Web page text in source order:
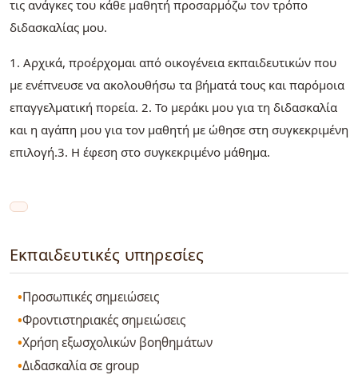
τις ανάγκες του κάθε μαθητή προσαρμόζω τον τρόπο
διδασκαλίας μου.
1. Αρχικά, προέρχομαι από οικογένεια εκπαιδευτικών που
με ενέπνευσε να ακολουθήσω τα βήματά τους και παρόμοια
επαγγελματική πορεία. 2. Το μεράκι μου για τη διδασκαλία
και η αγάπη μου για τον μαθητή με ώθησε στη συγκεκριμένη
επιλογή.3. Η έφεση στο συγκεκριμένο μάθημα.
Εκπαιδευτικές υπηρεσίες
Προσωπικές σημειώσεις
Φροντιστηριακές σημειώσεις
Χρήση εξωσχολικών βοηθημάτων
Διδασκαλία σε group